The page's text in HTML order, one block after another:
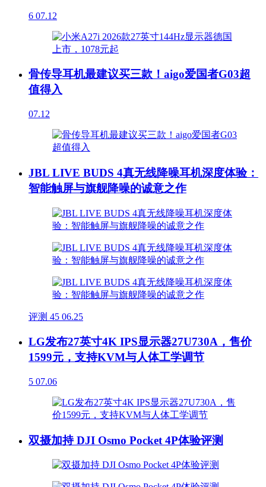
6 07.12
骨传导耳机最建议买三款！aigo爱国者G03超
值得入
07.12
JBL LIVE BUDS 4真无线降噪耳机深度体验：
智能触屏与旗舰降噪的诚意之作
评测 45 06.25
LG发布27英寸4K IPS显示器27U730A，售价
1599元，支持KVM与人体工学调节
5 07.06
双摄加持 DJI Osmo Pocket 4P体验评测